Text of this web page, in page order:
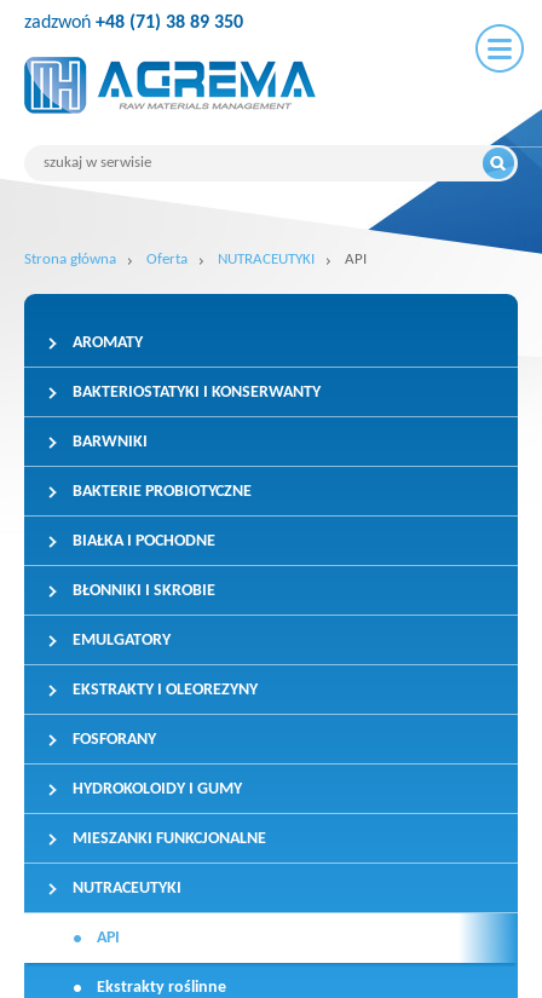
zadzwoń +48 (71) 38 89 350
Strona główna Oferta NUTRACEUTYKI API
AROMATY
BAKTERIOSTATYKI I KONSERWANTY
BARWNIKI
BAKTERIE PROBIOTYCZNE
BIAŁKA I POCHODNE
BŁONNIKI I SKROBIE
EMULGATORY
EKSTRAKTY I OLEOREZYNY
FOSFORANY
HYDROKOLOIDY I GUMY
MIESZANKI FUNKCJONALNE
NUTRACEUTYKI
API
Ekstrakty roślinne